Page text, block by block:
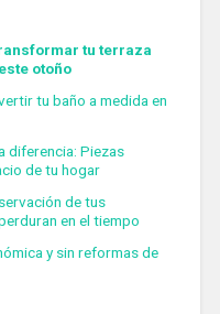
tu terraza
otoño
tu baño a medida en
diferencia: Piezas
de tu hogar
de tus
en el tiempo
y sin reformas de